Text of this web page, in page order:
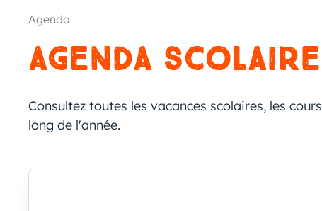
Agenda
Agenda scolaire
Consultez toutes les vacances scolaires, les
long de l'année.